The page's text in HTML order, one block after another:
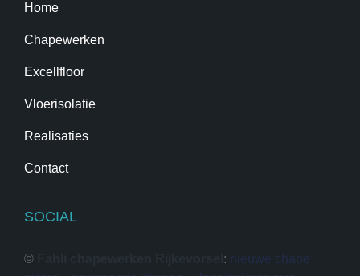
Home
Chapewerken
Excellfloor
Vloerisolatie
Realisaties
Contact
SOCIAL
© : nieuwe chape